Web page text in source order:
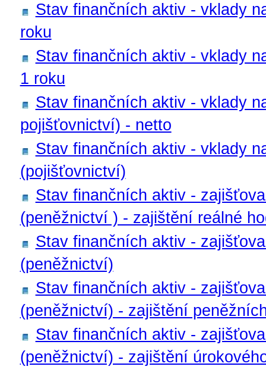
Stav finančních aktiv - vklady
roku
Stav finančních aktiv - vklady
1 roku
Stav finančních aktiv - vklady
pojišťovnictví) - netto
Stav finančních aktiv - vklady
(pojišťovnictví)
Stav finančních aktiv -
(peněžnictví ) - zajištění reálné
Stav finančních aktiv -
(peněžnictví)
Stav finančních aktiv -
(peněžnictví) - zajištění
Stav finančních aktiv -
(peněžnictví) - zajištění